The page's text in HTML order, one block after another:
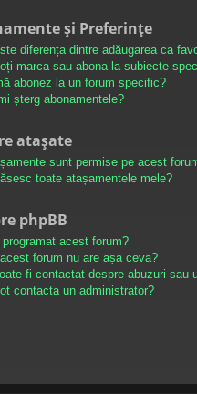
și Preferințe
diferența dintre adăugarea ca
marca sau abona la subiecte
abonez la un forum specific?
șterg abonamentele?
atașate
sunt permise pe acest
toate atașamentele mele?
phpBB
programat acest forum?
forum nu are așa ceva?
fi contactat despre abuzuri sau
contacta un administrator?